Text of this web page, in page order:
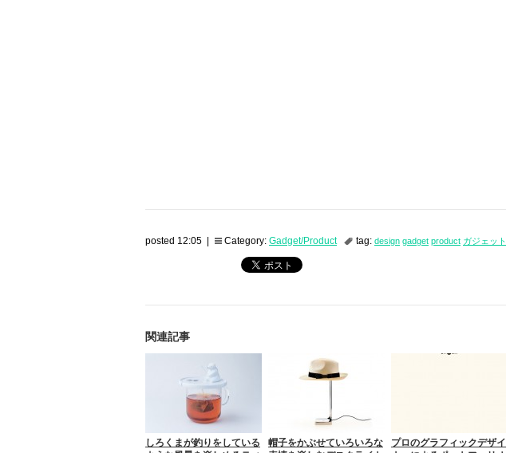
posted 12:05 | Category: Gadget/Product tag: design gadget product ガジェット
関連記事
しろくまが釣りをしている
帽子をかぶせていろいろな
プロのグラフィックデザイ